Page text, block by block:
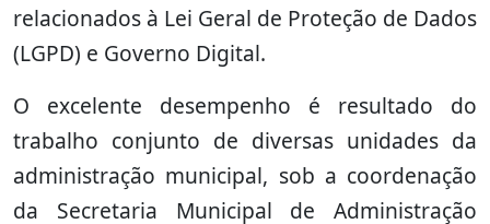
relacionados à Lei Geral de Proteção de Dados
(LGPD) e Governo Digital.
O excelente desempenho é resultado do
trabalho conjunto de diversas unidades da
administração municipal, sob a coordenação
da Secretaria Municipal de Administração